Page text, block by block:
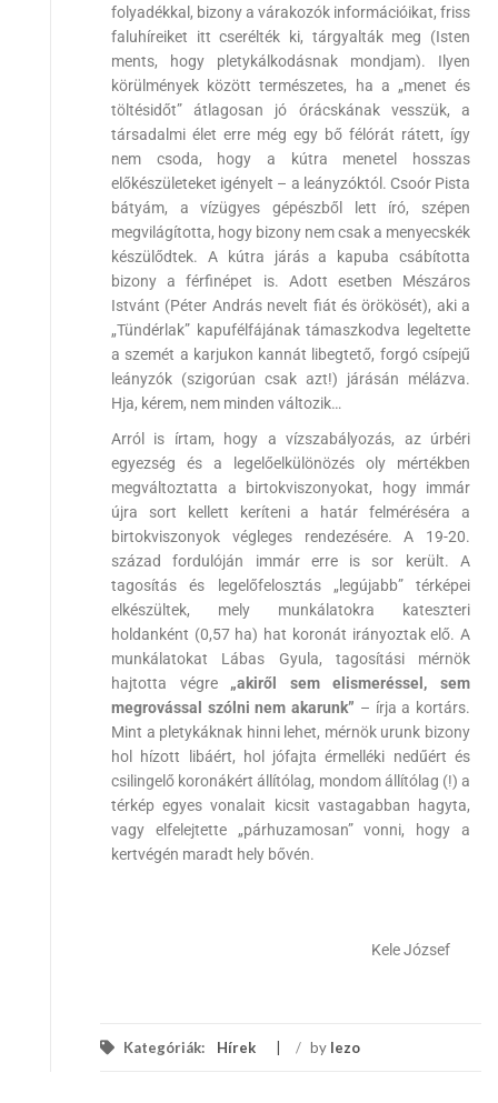
folyadékkal, bizony a várakozók információikat, friss
faluhíreiket itt cserélték ki, tárgyalták meg (Isten
ments, hogy pletykálkodásnak mondjam). Ilyen
körülmények között természetes, ha a „menet és
töltésidőt” átlagosan jó órácskának vesszük, a
társadalmi élet erre még egy bő félórát rátett, így
nem csoda, hogy a kútra menetel hosszas
előkészületeket igényelt – a leányzóktól. Csoór Pista
bátyám, a vízügyes gépészből lett író, szépen
megvilágította, hogy bizony nem csak a menyecskék
készülődtek. A kútra járás a kapuba csábította
bizony a férfinépet is. Adott esetben Mészáros
Istvánt (Péter András nevelt fiát és örökösét), aki a
„Tündérlak” kapufélfájának támaszkodva legeltette
a szemét a karjukon kannát libegtető, forgó csípejű
leányzók (szigorúan csak azt!) járásán mélázva.
Hja, kérem, nem minden változik…
Arról is írtam, hogy a vízszabályozás, az úrbéri
egyezség és a legelőelkülönözés oly mértékben
megváltoztatta a birtokviszonyokat, hogy immár
újra sort kellett keríteni a határ felméréséra a
birtokviszonyok végleges rendezésére. A 19-20.
század fordulóján immár erre is sor került. A
tagosítás és legelőfelosztás „legújabb” térképei
elkészültek, mely munkálatokra kateszteri
holdanként (0,57 ha) hat koronát irányoztak elő. A
munkálatokat Lábas Gyula, tagosítási mérnök
hajtotta végre „akiről sem elismeréssel, sem
megrovással szólni nem akarunk” – írja a kortárs.
Mint a pletykáknak hinni lehet, mérnök urunk bizony
hol hízott libáért, hol jófajta érmelléki nedűért és
csilingelő koronákért állítólag, mondom állítólag (!) a
térkép egyes vonalait kicsit vastagabban hagyta,
vagy elfelejtette „párhuzamosan” vonni, hogy a
kertvégén maradt hely bővén.
Kele József
Kategóriák: Hírek / by lezo